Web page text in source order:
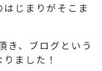
じまりがそこま
き、ブログという
ました！